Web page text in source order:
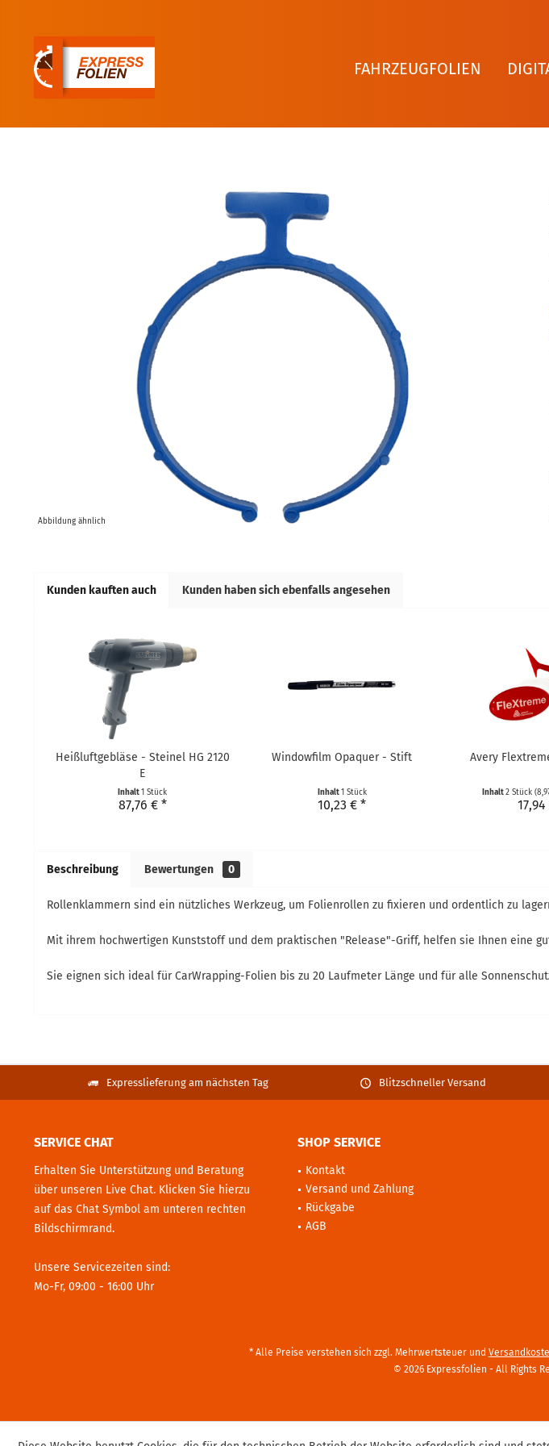
FAHRZEUGFOLIEN
Abbildung ähnlich
Kunden kauften auch Kunden haben sich ebenfalls angesehen
Heißluftgebläse - Steinel HG 2120
E
Inhalt1 Stück
87,76 € *
Windowfilm Opaquer - Stift
Inhalt1 Stück
10,23 € *
Avery
Inhalt2 Stück
Beschreibung Bewertungen 0
Rollenklammern sind ein nützliches Werkzeug, um Folienrollen zu fixieren und ordentlich zu
Mit ihrem hochwertigen Kunststoff und dem praktischen "Release"-Griff, helfen sie Ihnen eine
Sie eignen sich ideal für CarWrapping-Folien bis zu 20 Laufmeter Länge und für alle
Expresslieferung am nächsten Tag Blitzschneller Versand
SERVICE CHAT
Erhalten Sie Unterstützung und Beratung
über unseren Live Chat. Klicken Sie hierzu
auf das Chat Symbol am unteren rechten
Bildschirmrand.
Unsere Servicezeiten sind:
Mo-Fr, 09:00 - 16:00 Uhr
SHOP SERVICE
Kontakt
Versand und Zahlung
Rückgabe
AGB
* Alle Preise verstehen sich zzgl. Mehrwertsteuer und
© 2026 Expressfolien - All Rights